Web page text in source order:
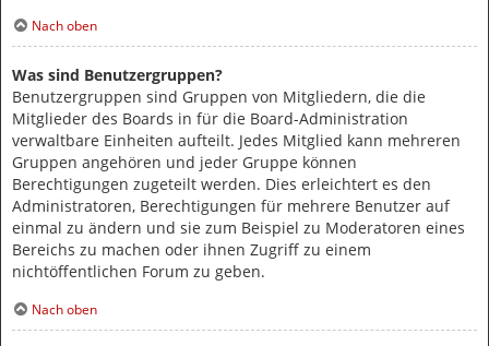
Nach oben
Was sind Benutzergruppen?
Benutzergruppen sind Gruppen von Mitgliedern, die die
Mitglieder des Boards in für die Board-Administration
verwaltbare Einheiten aufteilt. Jedes Mitglied kann mehreren
Gruppen angehören und jeder Gruppe können
Berechtigungen zugeteilt werden. Dies erleichtert es den
Administratoren, Berechtigungen für mehrere Benutzer auf
einmal zu ändern und sie zum Beispiel zu Moderatoren eines
Bereichs zu machen oder ihnen Zugriff zu einem
nichtöffentlichen Forum zu geben.
Nach oben